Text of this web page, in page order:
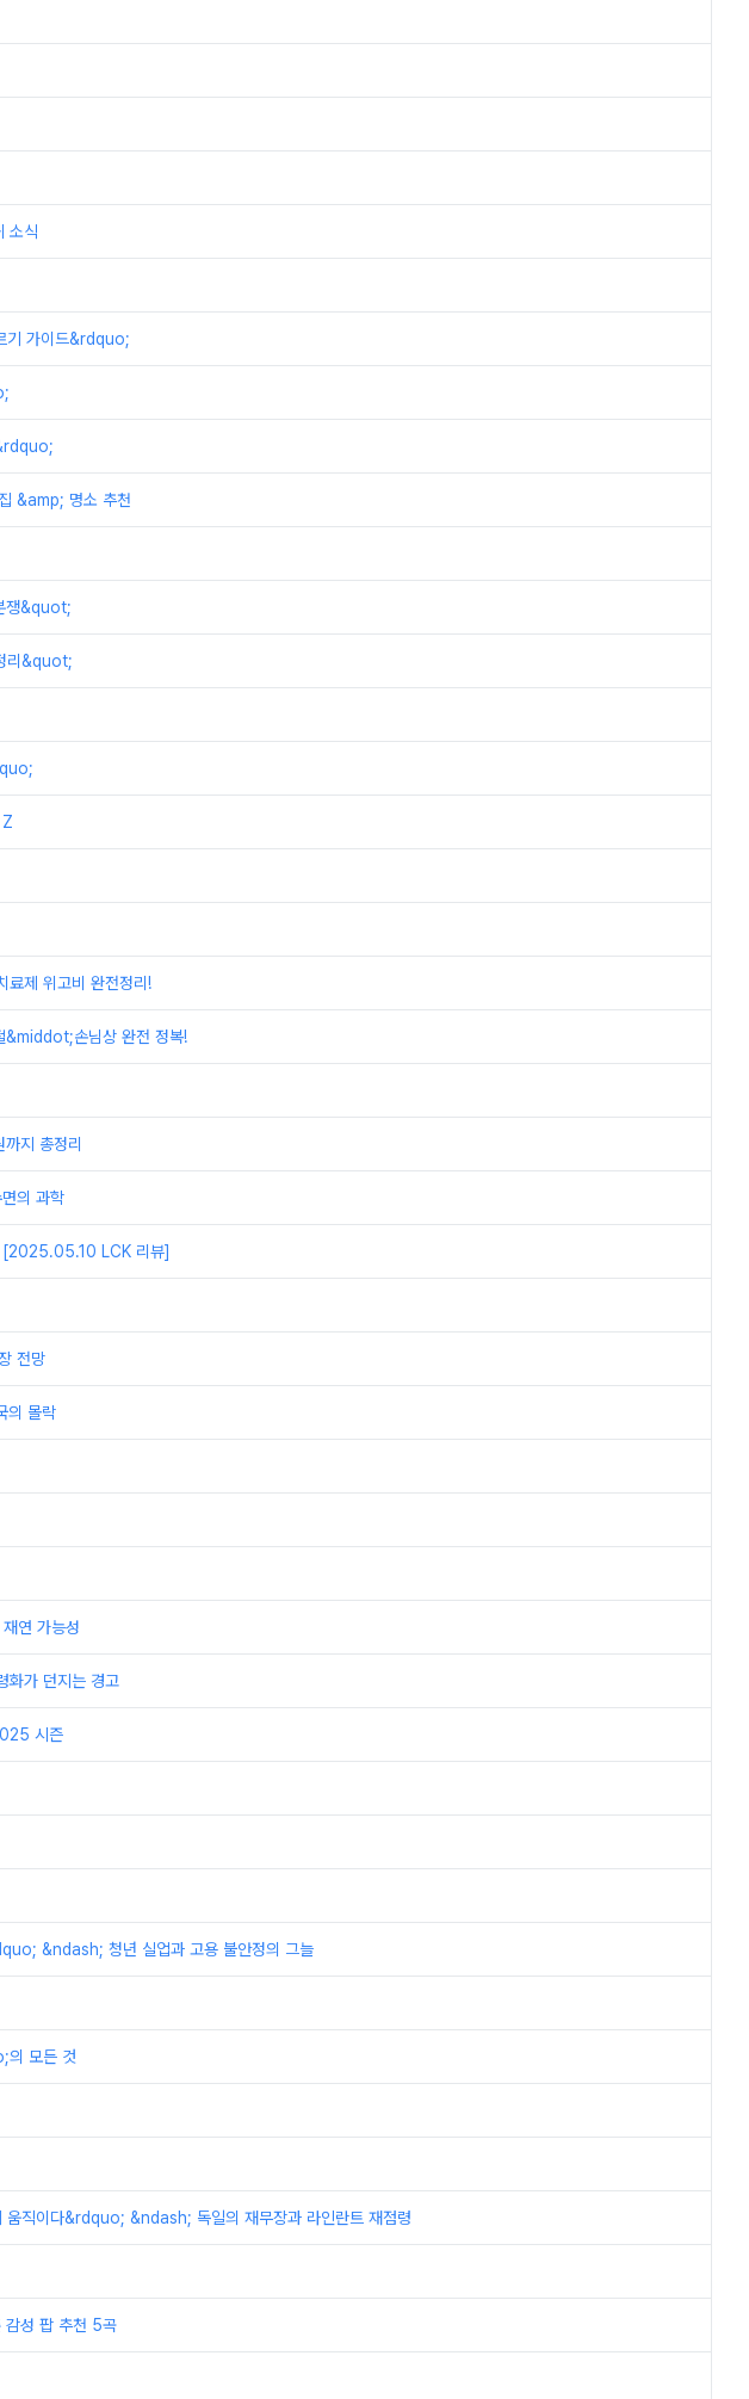
소식
기 가이드&rdquo;
&amp; 명소 추천
쟁&quot;
리&quot;
제 위고비 완전정리!
&middot;손님상 완전 정복!
지 총정리
의 과학
[2025.05.10 LCK 리뷰]
전망
의 몰락
연 가능성
가 던지는 경고
시즌
&ndash; 청년 실업과 고용 불안정의 그늘
모든 것
직이다&rdquo; &ndash; 독일의 재무장과 라인란트 재점령
성 팝 추천 5곡